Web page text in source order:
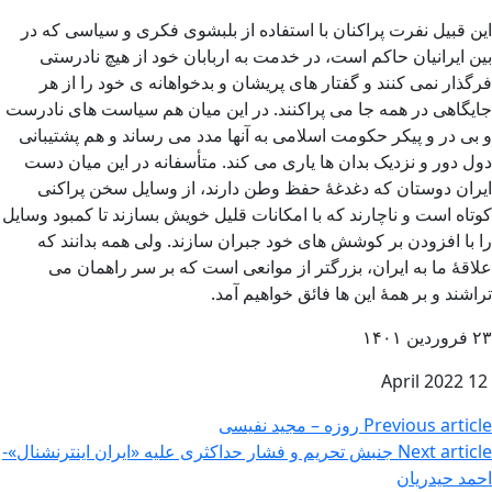
این قبیل نفرت پراکنان با استفاده از بلبشوی فکری و سیاسی که در
بین ایرانیان حاکم است، در خدمت به اربابان خود از هیچ نادرستی
فرگذار نمی کنند و گفتار های پریشان و بدخواهانه ی خود را از هر
جایگاهی در همه جا می پراکنند. در این میان هم سیاست های نادرست
و بی در و پیکر حکومت اسلامی به آنها مدد می رساند و هم پشتیبانی
دول دور و نزدیک بدان ها یاری می کند. متأسفانه در این میان دست
ایران دوستان که دغدغۀ حفظ وطن دارند، از وسایل سخن پراکنی
کوتاه است و ناچارند که با امکانات قلیل خویش بسازند تا کمبود وسایل
را با افزودن بر کوشش های خود جبران سازند. ولی همه بدانند که
علاقۀ ما به ایران، بزرگتر از موانعی است که بر سر راهمان می
تراشند و بر همۀ این ها فائق خواهیم آمد.
۲۳ فروردین ۱۴۰۱
Previous article روزه – مجید نفیسی
Next article جنبش تحریم و فشار حداکثری علیه «ایران اینترنشنال»-
احمد حیدریان